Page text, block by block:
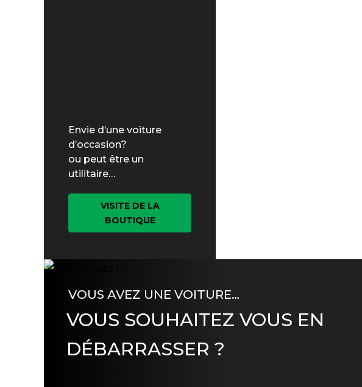
Envie d’une voiture
d’occasion?
ou peut être un
utilitaire…
VISITE DE LA
BOUTIQUE
VOUS AVEZ UNE VOITURE…
VOUS SOUHAITEZ VOUS EN
DÉBARRASSER ?